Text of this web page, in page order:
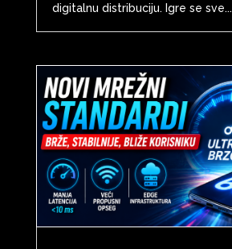
digitalnu distribuciju. Igre se sve...